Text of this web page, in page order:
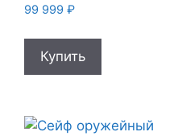
99 999 ₽
Купить